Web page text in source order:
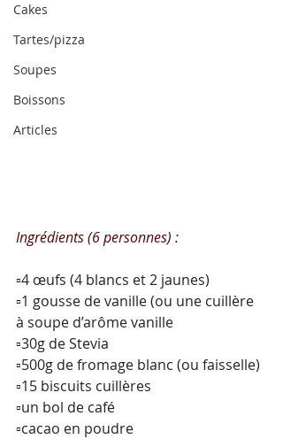
Cakes
Tartes/pizza
Soupes
Boissons
Articles
Ingrédients (6 personnes) :
▫️4 œufs (4 blancs et 2 jaunes)
▫️1 gousse de vanille (ou une cuillère
à soupe d’arôme vanille
▫️30g de Stevia
▫️500g de fromage blanc (ou faisselle)
▫️15 biscuits cuillères
▫️un bol de café
▫️cacao en poudre